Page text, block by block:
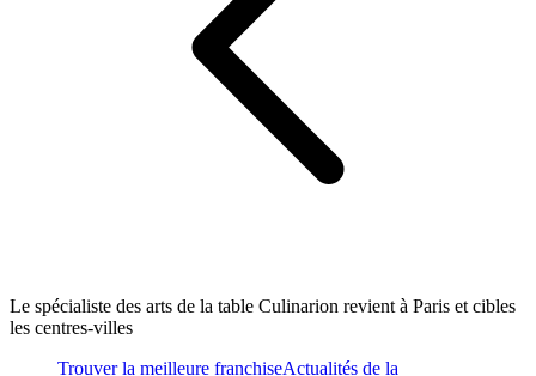
Le spécialiste des arts de la table Culinarion revient à Paris et cibles
les centres-villes
Trouver la meilleure franchiseActualités de la